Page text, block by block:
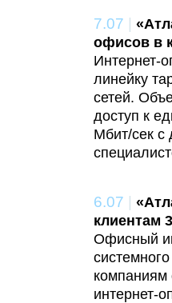
7.07 |
офисов в
Интернет-
линейку
сетей.
доступ к
Мбит/сек с
6.07 |
клиентам
Офисный
компаниям
интернет-